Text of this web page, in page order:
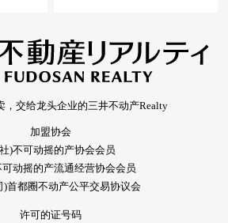
，交给龙头企业的三井不动产Realty
加盟协会
)不可动摇的产协会会员
可动摇的产流通经营协会会员
)首都圈不动产公平交易协议会
许可的证号码